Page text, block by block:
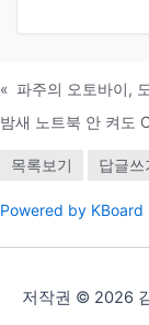
«
목록보기 답글쓰
Powered by KBoard
저작권 © 2026